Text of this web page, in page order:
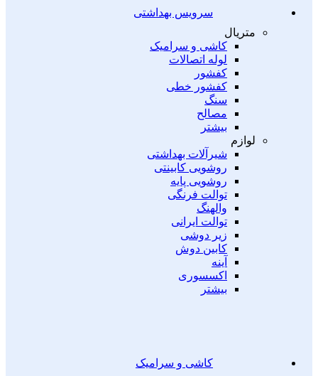
سرویس بهداشتی
متریال
کاشی و سرامیک
لوله اتصالات
کفشور
کفشور خطی
سنگ
مصالح
بیشتر
لوازم
شیرآلات بهداشتی
روشویی کابینتی
روشویی پایه
توالت فرنگی
والهنگ
توالت ایرانی
زیر دوشی
کابین دوش
آینه
اکسسوری
بیشتر
کاشی و سرامیک